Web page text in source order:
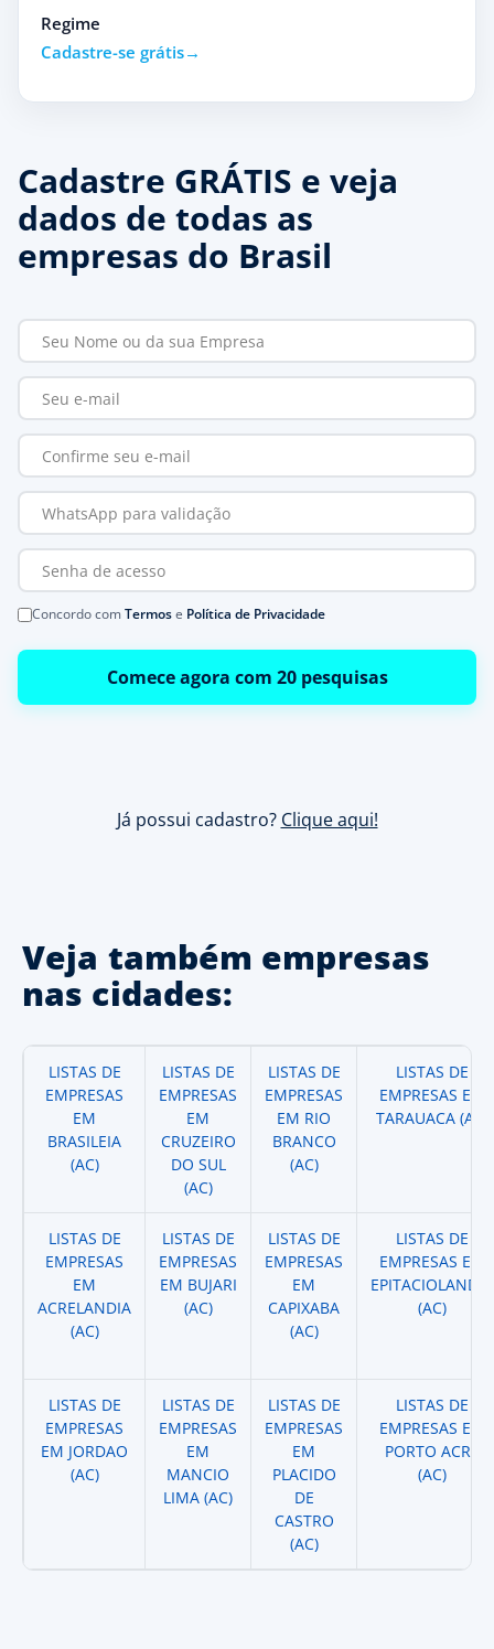
Regime
Cadastre-se grátis
Cadastre GRÁTIS e veja
dados de todas as
empresas do Brasil
Concordo comTermose Política de Privacidade
Comece agora com 20 pesquisas
Já possui cadastro? Clique aqui!
Veja também empresas
nas cidades:
LISTAS DE
EMPRESAS
EM
BRASILEIA
(AC)
LISTAS DE
EMPRESAS
EM
CRUZEIRO
DO SUL
(AC)
LISTAS DE
EMPRESAS
EM RIO
BRANCO
(AC)
LISTAS DE
EMPRESAS EM
TARAUACA (AC)
LISTAS DE
EMPRESAS
EM
ACRELANDIA
(AC)
LISTAS DE
EMPRESAS
EM BUJARI
(AC)
LISTAS DE
EMPRESAS
EM
CAPIXABA
(AC)
LISTAS DE
EMPRESAS EM
EPITACIOLANDIA
(AC)
LISTAS DE
EMPRESAS
EM JORDAO
(AC)
LISTAS DE
EMPRESAS
EM
MANCIO
LIMA (AC)
LISTAS DE
EMPRESAS
EM
PLACIDO
DE
CASTRO
(AC)
LISTAS DE
EMPRESAS EM
PORTO ACRE
(AC)